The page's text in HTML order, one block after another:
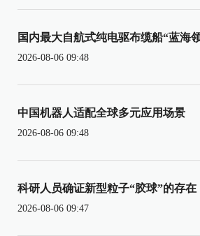
国内最大自航式纯电驱布缆船“蓝海
2026-08-06 09:48
中国机器人适配全球多元应用场景
2026-08-06 09:48
科研人员确证新型粒子“胶球”的存在
2026-08-06 09:47